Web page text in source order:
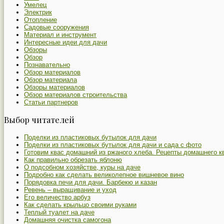
Умелец
Электрик
Отопление
Садовые сооружения
Материал и инструмент
Интересные идеи для дачи
Обзоры
Обзор
Познавательно
Обзор материалов
Обзор материала
Обзоры материалов
Обзор материалов строительства
Статьи партнеров
Выбор читателей
Поделки из пластиковых бутылок для дачи
Поделки из пластиковых бутылок для дачи и сада с фото
Готовим квас домашний из ржаного хлеба. Рецепты домашнего
Как правильно обрезать яблоню
О подсобном хозяйстве, куры на даче
Подробно как сделать великолепное вишневое вино
Порядовка печи для дачи. Барбекю и казан
Ревень – выращивание и уход
Его величество арбуз
Как сделать крыльцо своими руками
Теплый туалет на даче
Домашняя очистка самогона